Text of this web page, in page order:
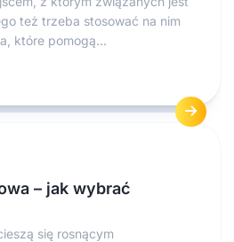
też trzeba stosować na nim
które pomogą...
– jak wybrać
się rosnącym